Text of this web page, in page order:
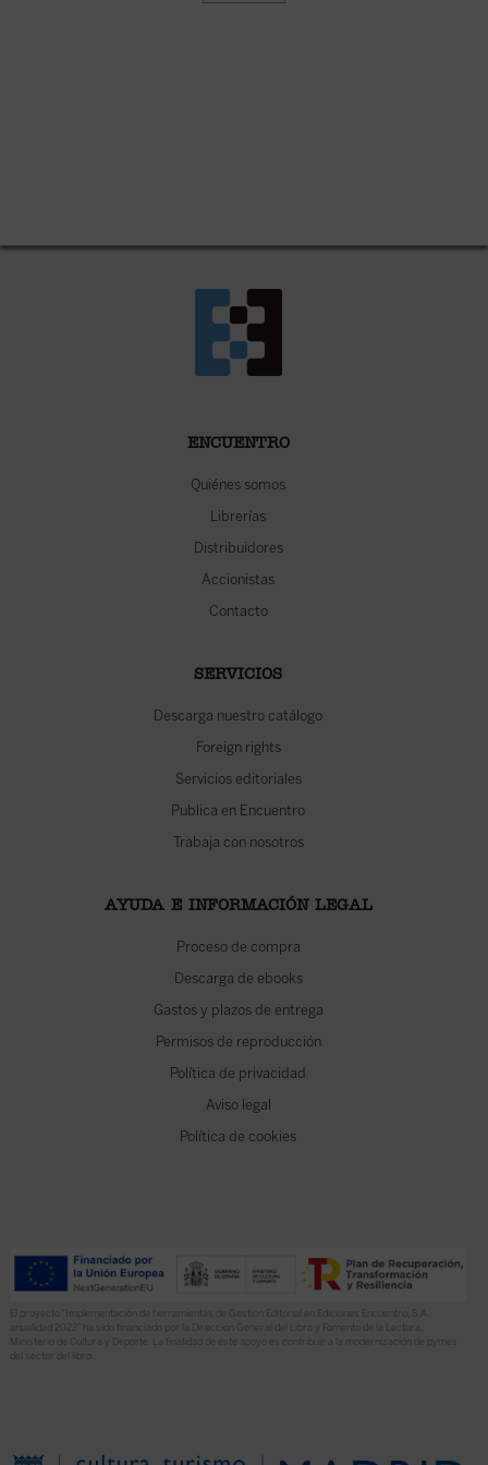
ENCUENTRO
Quiénes somos
Librerías
Distribuidores
Accionistas
Contacto
SERVICIOS
Descarga nuestro catálogo
Foreign rights
Servicios editoriales
Publica en Encuentro
Trabaja con nosotros
AYUDA E INFORMACIÓN LEGAL
Proceso de compra
Descarga de ebooks
Gastos y plazos de entrega
Permisos de reproducción
Política de privacidad
Aviso legal
Política de cookies
El proyecto “Implementación de herramientas de Gestión Editorial en Ediciones Encuentro, S.A.
anualidad 2022” ha sido financiado por la Dirección General del Libro y Fomento de la Lectura,
Ministerio de Cultura y Deporte. La finalidad de este apoyo es contribuir a la modernización de pymes
del sector del libro.